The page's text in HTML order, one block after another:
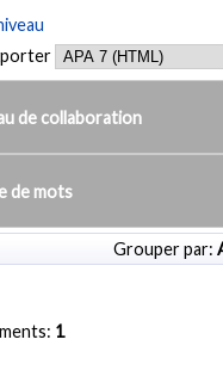
de collaboration
de mots
Grouper par:
1